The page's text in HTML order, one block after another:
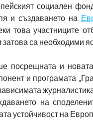
социален
и създаването на
това участниците
са необходими
посрещната и новата
и програмата
на
устойчивост на